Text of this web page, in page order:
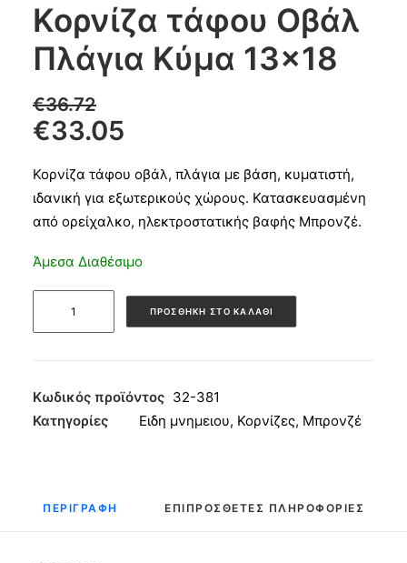
Products
search
CART
Κορνίζα τάφου Οβάλ
Πλάγια Κύμα 13×18
€36.72
€33.05
Κορνίζα τάφου οβάλ, πλάγια με βάση, κυματιστή,
ιδανική για εξωτερικούς χώρους. Κατασκευασμένη
από ορείχαλκο, ηλεκτροστατικής βαφής Μπρονζέ.
Άμεσα Διαθέσιμο
Κύμα
13x18
ΠΡΟΣΘΉΚΗ ΣΤΟ ΚΑΛΆΘΙ
Κωδικός προϊόντος 32-381
Κατηγορίες
Ειδη μνημειου, Κορνίζες, Μπρονζέ
ΠΕΡΙΓΡΑΦΉ ΕΠΙΠΡΌΣΘΕΤΕΣ ΠΛΗΡΟΦΟΡΊΕΣ